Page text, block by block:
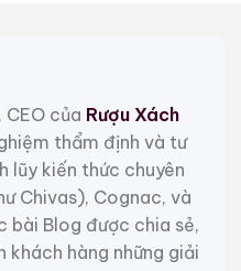
Trung Quốc
thức, sưu tầm hoặc
nước mùa đông của Hồ
vắt và tinh khiết; lựa
xương sống, xanh tươi và
, CEO của Rượu Xách
thẩm định và tư
lũy kiến thức chuyên
Chivas), Cognac, và
bài Blog được chia sẻ,
hàng những giải